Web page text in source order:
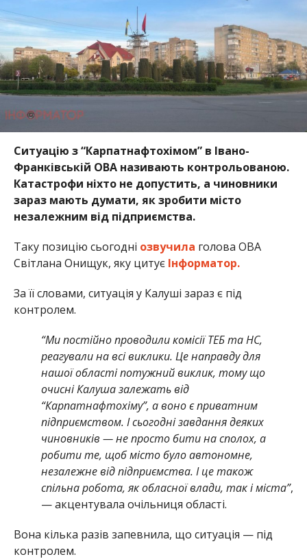
Ситуацію з “Карпатнафтохімом” в Івано-
Франківській ОВА називають контрольованою.
Катастрофи ніхто не допустить, а чиновники
зараз мають думати, як зробити місто
незалежним від підприємства.
Таку позицію сьогодні озвучила голова ОВА
Світлана Онищук, яку цитує Інформатор.
За її словами, ситуація у Калуші зараз є під
контролем.
“Ми постійно проводили комісії ТЕБ та НС,
реагували на всі виклики. Це направду для
нашої області потужний виклик, тому що
очисні Калуша залежать від
“Карпатнафтохіму”, а воно є приватним
підприємством. І сьогодні завдання деяких
чиновників — не просто бити на сполох, а
робити те, щоб місто було автономне,
незалежне від підприємства. І це також
спільна робота, як обласної влади, так і міста”,
— акцентувала очільниця області.
Вона кілька разів запевнила, що ситуація — під
контролем.